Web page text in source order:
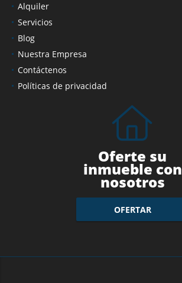
Alquiler
Servicios
Blog
Nuestra Empresa
Contáctenos
Políticas de privacidad
Oferte su
inmueble con
nosotros
OFERTAR